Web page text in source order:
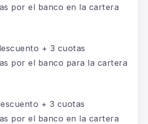
por el banco en la cartera
+ 3 cuotas
por el banco para la cartera
+ 3 cuotas
por el banco en la cartera